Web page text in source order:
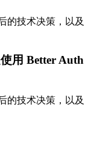
的技术决策，以及
用 Better Auth
的技术决策，以及